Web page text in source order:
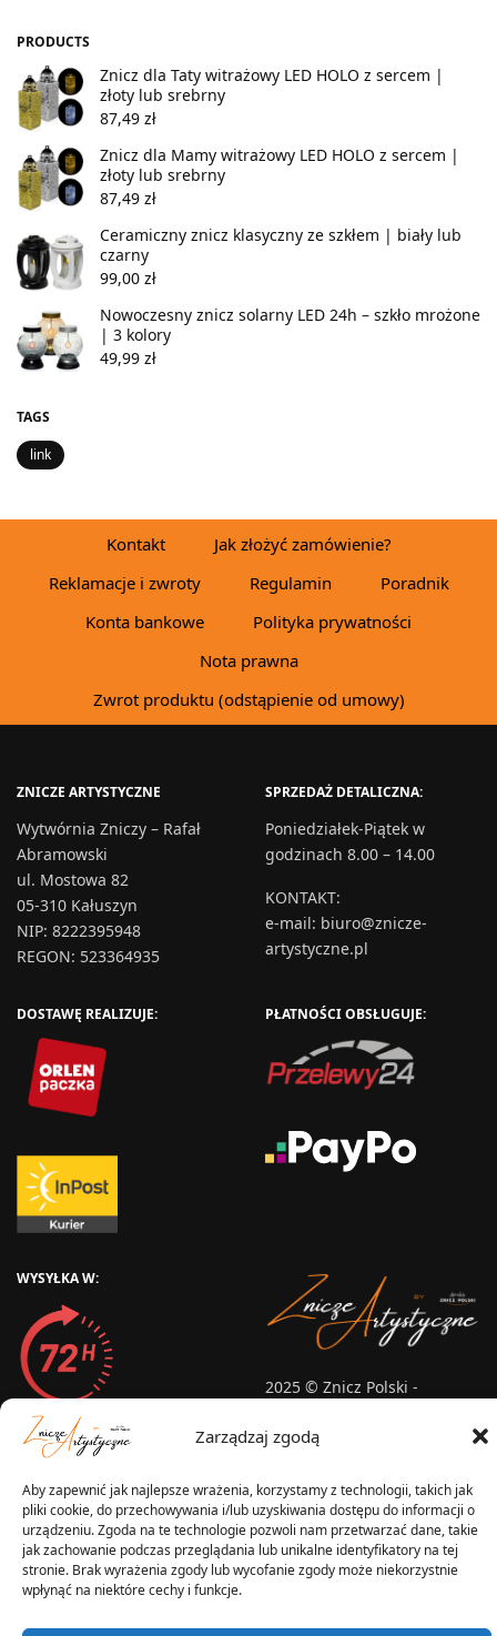
Zarządzaj zgodą
Aby zapewnić jak najlepsze wrażenia, korzystamy z technologii, takich jak
pliki cookie, do przechowywania i/lub uzyskiwania dostępu do informacji o
urządzeniu. Zgoda na te technologie pozwoli nam przetwarzać dane, takie
jak zachowanie podczas przeglądania lub unikalne identyfikatory na tej
stronie. Brak wyrażenia zgody lub wycofanie zgody może niekorzystnie
wpłynąć na niektóre cechy i funkcje.
PRODUCTS
Znicz dla Taty witrażowy LED HOLO z sercem |
złoty lub srebrny
87,49 zł
Znicz dla Mamy witrażowy LED HOLO z sercem |
złoty lub srebrny
87,49 zł
Ceramiczny znicz klasyczny ze szkłem | biały lub
czarny
99,00 zł
Nowoczesny znicz solarny LED 24h – szkło mrożone
| 3 kolory
49,99 zł
TAGS
link
Kontakt
Jak złożyć zamówienie?
Reklamacje i zwroty
Regulamin
Poradnik
Konta bankowe
Polityka prywatności
Nota prawna
Zwrot produktu (odstąpienie od umowy)
ZNICZE ARTYSTYCZNE
Wytwórnia Zniczy – Rafał
Abramowski
ul. Mostowa 82
05-310 Kałuszyn
NIP: 8222395948
REGON: 523364935
SPRZEDAŻ DETALICZNA:
Poniedziałek-Piątek w
godzinach 8.00 – 14.00
KONTAKT:
e-mail: biuro@znicze-
artystyczne.pl
DOSTAWĘ REALIZUJE: PŁATNOŚCI OBSŁUGUJE:
WYSYŁKA W:
2025 © Znicz Polski -
Wszelkie prawa zastrzeżone